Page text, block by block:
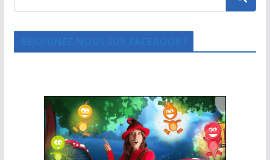
REJOIGNEZ-NOUS SUR FACEBOOK !